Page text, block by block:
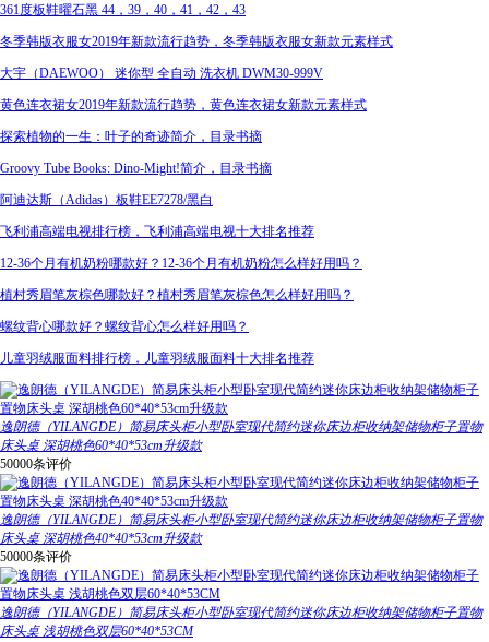
361度板鞋曜石黑 44，39，40，41，42，43
冬季韩版衣服女2019年新款流行趋势，冬季韩版衣服女新款元素样式
大宇（DAEWOO） 迷你型 全自动 洗衣机 DWM30-999V
黄色连衣裙女2019年新款流行趋势，黄色连衣裙女新款元素样式
探索植物的一生：叶子的奇迹简介，目录书摘
Groovy Tube Books: Dino-Might!简介，目录书摘
阿迪达斯（Adidas）板鞋EE7278/黑白
飞利浦高端电视排行榜，飞利浦高端电视十大排名推荐
12-36个月有机奶粉哪款好？12-36个月有机奶粉怎么样好用吗？
植村秀眉笔灰棕色哪款好？植村秀眉笔灰棕色怎么样好用吗？
螺纹背心哪款好？螺纹背心怎么样好用吗？
儿童羽绒服面料排行榜，儿童羽绒服面料十大排名推荐
逸朗德（YILANGDE）简易床头柜小型卧室现代简约迷你床边柜收纳架储物柜子置物
床头桌 深胡桃色60*40*53cm升级款
50000条评价
逸朗德（YILANGDE）简易床头柜小型卧室现代简约迷你床边柜收纳架储物柜子置物
床头桌 深胡桃色40*40*53cm升级款
50000条评价
逸朗德（YILANGDE）简易床头柜小型卧室现代简约迷你床边柜收纳架储物柜子置物
床头桌 浅胡桃色双层60*40*53CM